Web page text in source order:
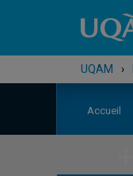
UQAM ›
Accueil